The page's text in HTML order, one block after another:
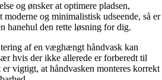
og ønsker at optimere pladsen,
moderne og minimalistisk udseende, så er
hanehul den rette løsning for dig.
af en væghængt håndvask kan
hvis der ikke allerede er forberedt til
vigtigt, at håndvasken monteres korrekt